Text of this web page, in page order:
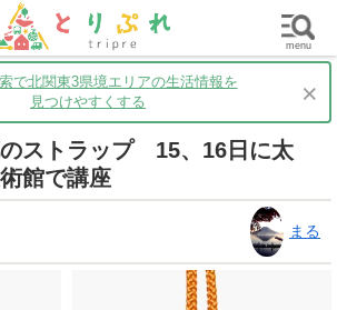
城 グルメ 買い物 子育て
で北関東3県境エリアの生活情報を
見つけやすくする
×
ストラップ 15、16日に太
館で講座
まる
menu